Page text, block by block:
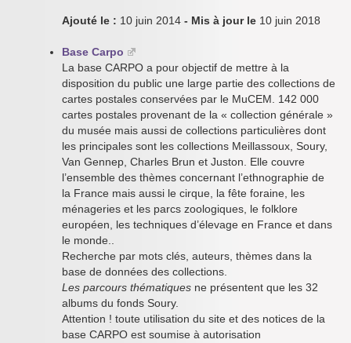
Ajouté le : 10 juin 2014 - Mis à jour le 10 juin 2018
Base Carpo
La base CARPO a pour objectif de mettre à la
disposition du public une large partie des collections de
cartes postales conservées par le MuCEM. 142 000
cartes postales provenant de la « collection générale »
du musée mais aussi de collections particulières dont
les principales sont les collections Meillassoux, Soury,
Van Gennep, Charles Brun et Juston. Elle couvre
l’ensemble des thèmes concernant l’ethnographie de
la France mais aussi le cirque, la fête foraine, les
ménageries et les parcs zoologiques, le folklore
européen, les techniques d’élevage en France et dans
le monde..
Recherche par mots clés, auteurs, thèmes dans la
base de données des collections.
Les parcours thématiques ne présentent que les 32
albums du fonds Soury.
Attention ! toute utilisation du site et des notices de la
base CARPO est soumise à autorisation